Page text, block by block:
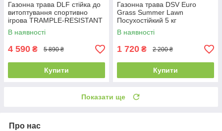
Газонна трава DLF стійка до
витоптування спортивно
ігрова TRAMPLE-RESISTANT
PLAYGROUND SDB – 20 кг.
В наявності
4 590 ₴ 5 890 ₴
Купити
Газонна трава DSV Euro
Grass Summer Lawn
Посухостійкий 5 кг
В наявності
1 720 ₴ 2 200 ₴
Купити
Показати ще
Про нас